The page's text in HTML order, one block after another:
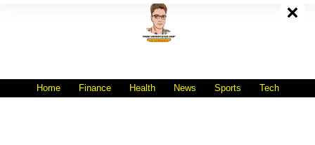
Home Finance Health News Sports Tech